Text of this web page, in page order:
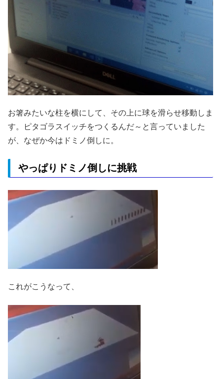
お箸みたいな柱を横にして、その上に球を滑らせ移動しま
す。ピタゴラスイッチをつくるんだ～と言っていました
が、なぜか今はドミノ倒しに。
やっぱりドミノ倒しに挑戦
これがこうなって、